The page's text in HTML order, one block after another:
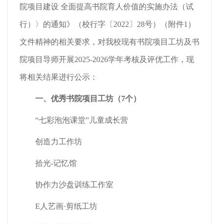
院项目建设 全面提高书院育人价值的实施办法（试
行）〉的通知》（校行字〔2022〕28号）（附件1）
文件精神的相关要求，对我校现有书院项目工坊及书
院项目导师开展2025-2026学年考核及评优工作，现
将相关结果进行公示：
一、优秀书院项目工坊（7个）
“七彩泡泡课堂”儿童成长营
创造力工作坊
拾光-记忆馆
协作力沙盘训练工作室
E人艺画·剪纸工坊